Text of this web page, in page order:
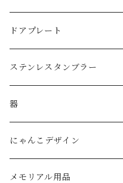
子供用グラス
タンブラー
ダブルウォールグラス
３リットル
ドアプレート
ステンレスタンブラー
器
ボウル
にゃんこデザイン
メモリアル用品